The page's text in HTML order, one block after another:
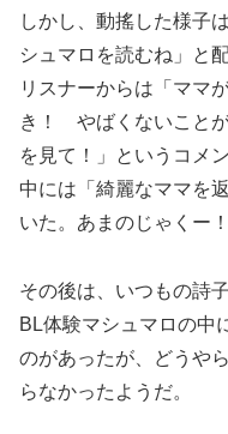
しかし、動搖した様子
シュマロを読むね」と
リスナーからは「ママ
き！ やばくないこと
を見て！」というコメ
中には「綺麗なママを
いた。あまのじゃくー！
その後は、いつもの詩
BL体験マシュマロの中
のがあったが、どうや
らなかったようだ。